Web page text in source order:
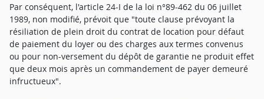
Par conséquent, l'article 24-I de la loi n°89-462 du 06 juillet
1989, non modifié, prévoit que "toute clause prévoyant la
résiliation de plein droit du contrat de location pour défaut
de paiement du loyer ou des charges aux termes convenus
ou pour non-versement du dépôt de garantie ne produit effet
que deux mois après un commandement de payer demeuré
infructueux".